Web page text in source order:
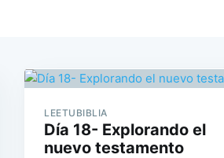
LEETUBIBLIA
Día 18- Explorando el
nuevo testamento